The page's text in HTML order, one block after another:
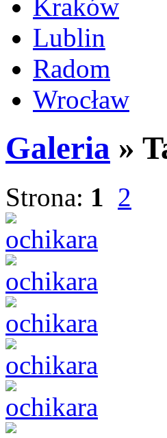
Kraków
Lublin
Radom
Wrocław
Galeria »
Strona: 1 2